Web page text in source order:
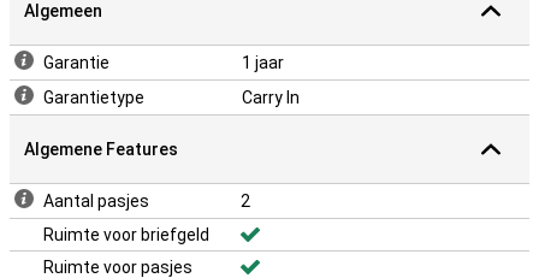
Algemeen
Garantie
1 jaar
Garantietype
Carry In
Algemene Features
Aantal pasjes
2
Ruimte voor briefgeld
Ruimte voor pasjes